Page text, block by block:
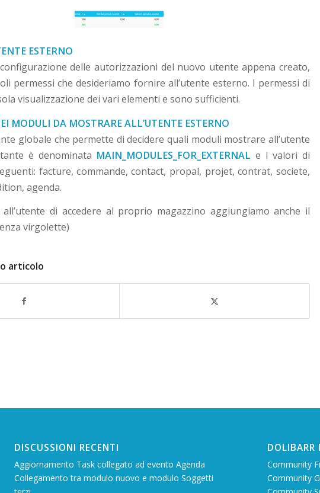
ESTERNO
delle autorizzazioni del nuovo utente appena creato,
permessi che desideriamo fornire all’utente esterno. I permessi di
visualizzazione dei vari elementi e sono sufficienti.
MODULI DA MOSTRARE ALL’UTENTE ESTERNO
globale che permette di decidere quali moduli mostrare all’utente
è denominata MAIN_MODULES_FOR_EXTERNAL e i valori di
facture, commande, contact, propal, projet, contrat, societe,
agenda.
di accedere al proprio magazzino aggiungiamo anche il
virgolette)
articolo
DISCUSSIONI RECENTI
Aggiornamento Task collegato ad evento Agenda
Collegamento tra modulo nuovo e modulo Soggetti
DOLIBARR
Community
Community